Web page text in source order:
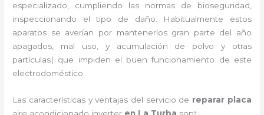
especializado, cumpliendo las normas de bioseguridad,
inspeccionando el tipo de daño. Habitualmente estos
aparatos se averían por mantenerlos gran parte del año
apagados, mal uso, y acumulación de polvo y otras
partículas| que impiden el buen funcionamiento de este
electrodoméstico.
Las características y ventajas del servicio de reparar placa